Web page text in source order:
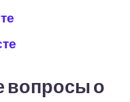
вопросы о